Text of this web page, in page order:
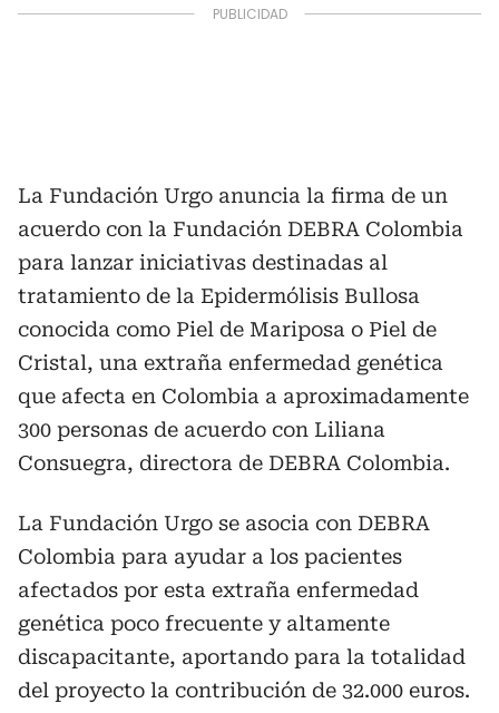
La Fundación Urgo anuncia la firma de un
acuerdo con la Fundación DEBRA Colombia
para lanzar iniciativas destinadas al
tratamiento de la Epidermólisis Bullosa
conocida como Piel de Mariposa o Piel de
Cristal, una extraña enfermedad genética
que afecta en Colombia a aproximadamente
300 personas de acuerdo con Liliana
Consuegra, directora de DEBRA Colombia.
La Fundación Urgo se asocia con DEBRA
Colombia para ayudar a los pacientes
afectados por esta extraña enfermedad
genética poco frecuente y altamente
discapacitante, aportando para la totalidad
del proyecto la contribución de 32.000 euros.